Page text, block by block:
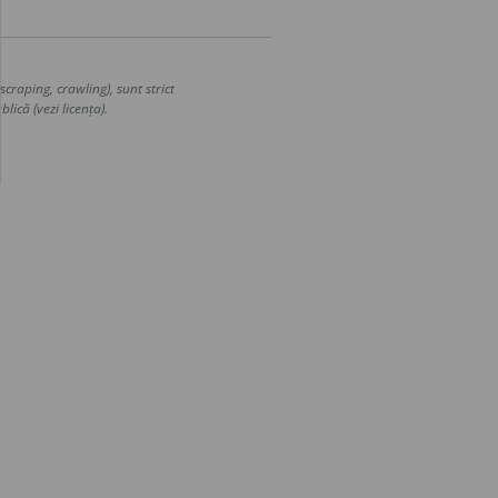
crawling), sunt strict
(vezi licența).